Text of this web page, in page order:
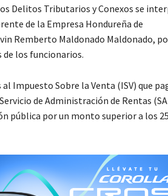
Delitos Tributarios y Conexos se
de la Empresa Hondureña de
Remberto Maldonado Maldonado,
de los funcionarios.
Impuesto Sobre la Venta (ISV) que
de Administración de Rentas
pública por un monto superior a los